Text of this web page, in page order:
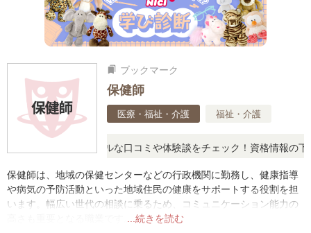
bookmarks ブックマーク
保健師
医療・福祉・介護 福祉・介護
に思ったら、リアルな口コミや体験談をチェック！資格情報の下か
...続きを読む
保健師は、地域の保健センターなどの行政機関に勤務し、健康指導
や病気の予防活動といった地域住民の健康をサポートする役割を担
います。幅広い世代の相談に乗るため、コミュニケーション能力の